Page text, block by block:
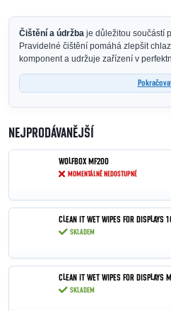
Čištění a údržba je důležitou součástí
Pravidelné čištění pomáhá zlepšit
komponent a udržuje zařízení v
NEJPRODÁVANĚJŠÍ
WOLFBOX MF200
MOMENTÁLNĚ NEDOSTUPNÉ
CLEAN IT WET WIPES FOR DISPLAYS
SKLADEM
CLEAN IT WET WIPES FOR DISPLAYS
SKLADEM